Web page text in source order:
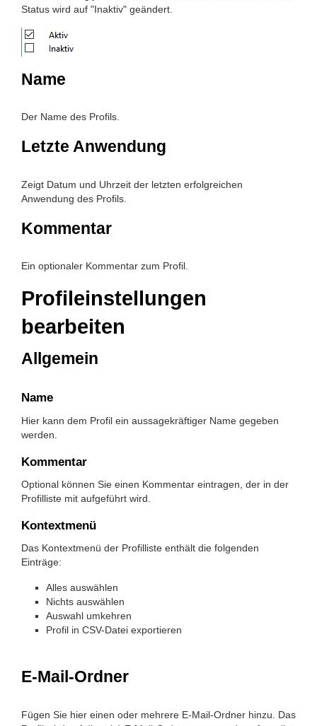
Status wird auf "Inaktiv" geändert.
Name
Der Name des Profils.
Letzte Anwendung
Zeigt Datum und Uhrzeit der letzten erfolgreichen
Anwendung des Profils.
Kommentar
Ein optionaler Kommentar zum Profil.
Profileinstellungen
bearbeiten
Allgemein
Name
Hier kann dem Profil ein aussagekräftiger Name gegeben
werden.
Kommentar
Optional können Sie einen Kommentar eintragen, der in der
Profilliste mit aufgeführt wird.
Kontextmenü
Das Kontextmenü der Profilliste enthält die folgenden
Einträge:
Alles auswählen
Nichts auswählen
Auswahl umkehren
Profil in CSV-Datei exportieren
E-Mail-Ordner
Fügen Sie hier einen oder mehrere E-Mail-Ordner hinzu. Das